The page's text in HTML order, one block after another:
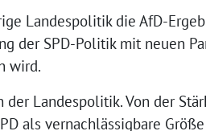
Landespolitik die AfD-
der SPD-Politik mit neuen
wird.
Landespolitik. Von der
als vernachlässigbare